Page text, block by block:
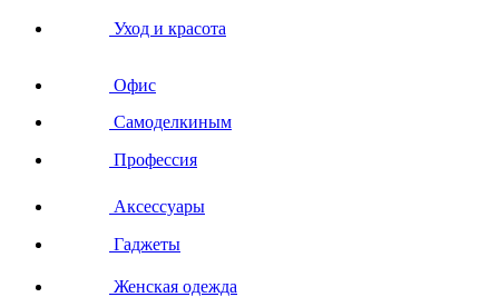
Уход и красота
Офис
Самоделкиным
Профессия
Аксессуары
Гаджеты
Женская одежда